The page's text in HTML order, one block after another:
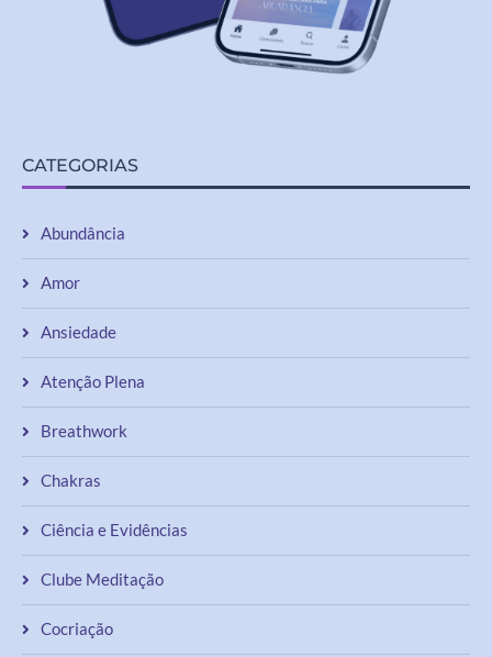
CATEGORIAS
Abundância
Amor
Ansiedade
Atenção Plena
Breathwork
Chakras
Ciência e Evidências
Clube Meditação
Cocriação